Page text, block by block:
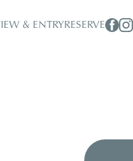
& ENTRYRESERVE